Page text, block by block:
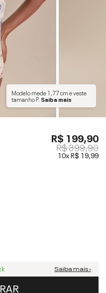
Modelo mede1,77 cme veste
tamanhoP. Saiba mais
R$ 199,90
R$ 399,90
10xR$ 19,99
Saiba mais ›